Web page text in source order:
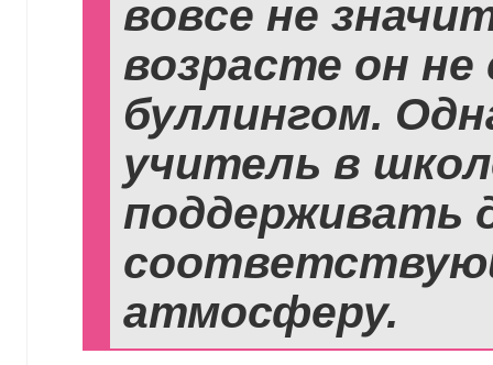
вовсе не
возрасте он
буллингом.
учитель в
поддерживать
атмосферу.